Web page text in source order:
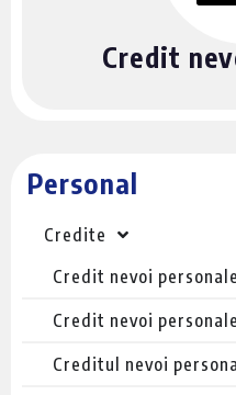
Personal
Credite
Credit nevoi personale
Credit nevoi
Creditul nevoi
Credit